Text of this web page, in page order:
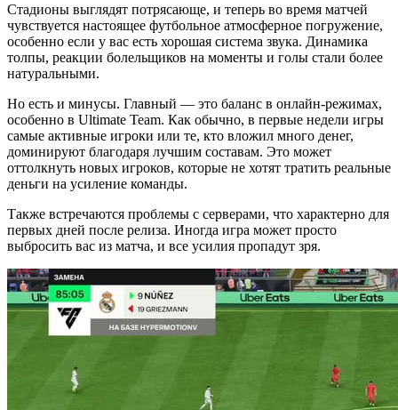
Стадионы выглядят потрясающе, и теперь во время матчей
чувствуется настоящее футбольное атмосферное погружение,
особенно если у вас есть хорошая система звука. Динамика
толпы, реакции болельщиков на моменты и голы стали более
натуральными.
Но есть и минусы. Главный — это баланс в онлайн-режимах,
особенно в Ultimate Team. Как обычно, в первые недели игры
самые активные игроки или те, кто вложил много денег,
доминируют благодаря лучшим составам. Это может
оттолкнуть новых игроков, которые не хотят тратить реальные
деньги на усиление команды.
Также встречаются проблемы с серверами, что характерно для
первых дней после релиза. Иногда игра может просто
выбросить вас из матча, и все усилия пропадут зря.